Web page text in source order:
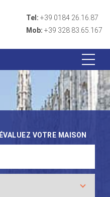
Tel: +39 0184 26.16.87
Mob: +39 328 83.65.167
ÉVALUEZ VOTRE MAISON